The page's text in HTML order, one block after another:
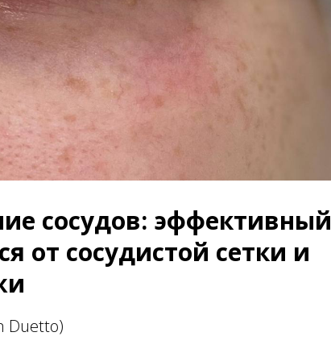
сосудов: эффективный
от сосудистой сетки и
Duetto)